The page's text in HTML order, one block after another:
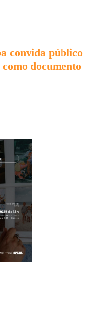
convida público
documento